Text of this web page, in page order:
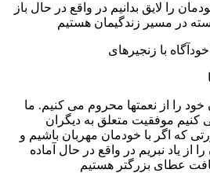
را لایق بدانیم در واقع در حال باز
در مسیر زندگیمان هستیم
با زنجیرهای
خود را از نعمتها محروم می کنیم. ما
موفقیت متعلق به دیگران
که اگر با خودمان مهربان باشیم و
از یاد نبریم در واقع در حال آماده
عطای بزرگتر هستیم